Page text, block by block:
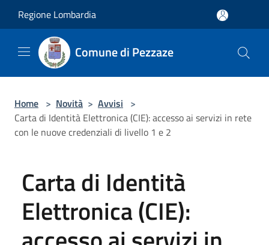
Regione Lombardia
Comune di Pezzaze
Home > Novità > Avvisi >
Carta di Identità Elettronica (CIE): accesso ai servizi in rete
con le nuove credenziali di livello 1 e 2
Carta di Identità
Elettronica (CIE):